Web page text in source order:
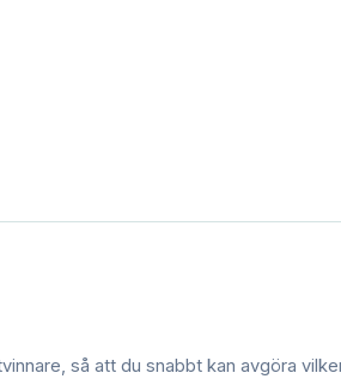
så att du snabbt kan avgöra